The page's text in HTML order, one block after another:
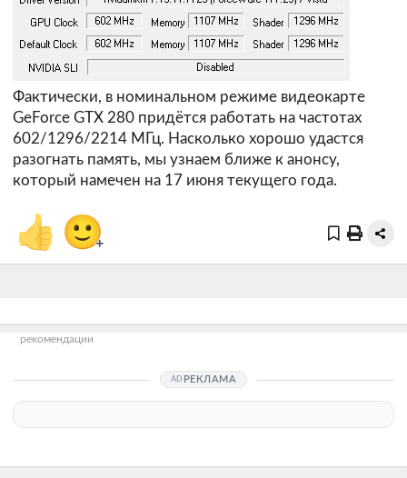
Фактически, в номинальном режиме видеокарте
GeForce GTX 280 придётся работать на частотах
602/1296/2214 МГц. Насколько хорошо удастся
разогнать память, мы узнаем ближе к анонсу,
который намечен на 17 июня текущего года.
👍 🙂+
рекомендации
РЕКЛАМА